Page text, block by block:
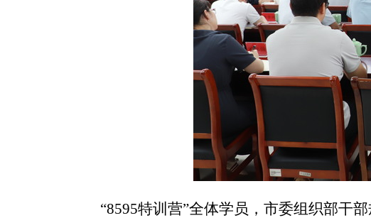
“8595特训营”全体学员，市委组织部干